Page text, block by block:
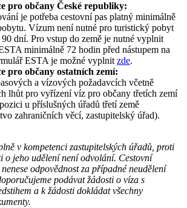
pro občany České republiky:
je potřeba cestovní pas platný minimálně
Vízum není nutné pro turistický pobyt
90 dní. Pro vstup do země je nutné vyplnit
minimálně 72 hodin před nástupem na
ESTA je možné vyplnit zde.
pro občany ostatních zemí:
a vízových požadavcích včetně
lhůt pro vyřízení víz pro občany třetích zemí
u příslušných úřadů třetí země
zahraničních věcí, zastupitelský úřad).
v kompetenci zastupitelských úřadů, proti
o jeho udělení není odvolání. Cestovní
odpovědnost za případné neudělení
podávat žádosti o víza s
a k žádosti dokládat všechny